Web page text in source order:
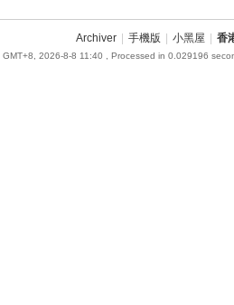
Archiver 手機版 小黑屋 香
GMT+8, 2026-8-8 11:40 , Processed in 0.029196